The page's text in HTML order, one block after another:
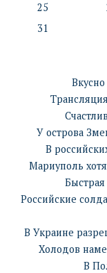
25
31
У острова
В
Мариуполь
Российские
В Украине
Холодов
В